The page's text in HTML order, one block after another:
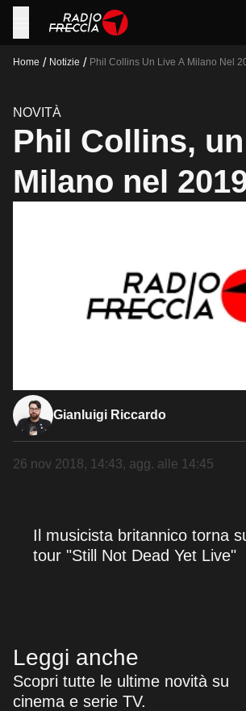
Home / Notizie / Phil Collins Un Live A Milano Nel
NOVITÀ
Phil Collins,
Milano nel
Gianluigi Riccardo
26 nov 2018, 14:43, agg. alle 14:45
Il musicista britannico torna
tour "Still Not Dead Yet Live"
Leggi anche
Scopri tutte le ultime novità su
cinema e serie TV.